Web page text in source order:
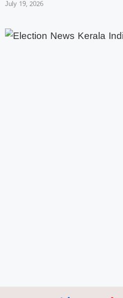
July 19, 2026